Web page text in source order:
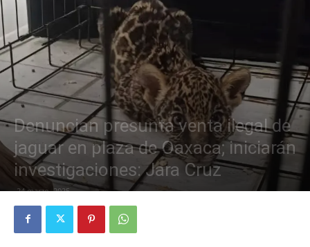
Oaxaca
Denuncian presunta venta ilegal de
jaguar en plaza de Oaxaca; iniciarán
investigaciones: Jara Cruz
24 marzo, 2025